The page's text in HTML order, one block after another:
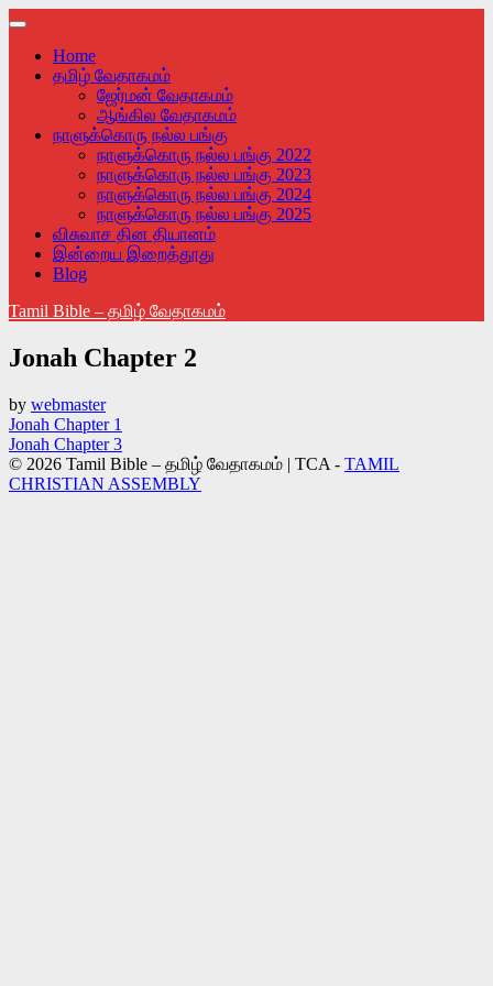
Skip
contentHome
தமிழ் வேதாகமம்
ஜேர்மன் வேதாகமம்
ஆங்கில வேதாகமம்
நாளுக்கொரு நல்ல பங்கு
நாளுக்கொரு நல்ல பங்கு 2022
நாளுக்கொரு நல்ல பங்கு 2023
நாளுக்கொரு நல்ல பங்கு 2024
நாளுக்கொரு நல்ல பங்கு 2025
விசுவாச தின தியானம்
இன்றைய இறைத்தூது
Blog
Tamil Bible – தமிழ் வேதாகமம்
Jonah Chapter 2
by webmaster
Post
navigation
Jonah Chapter 1
Jonah Chapter 3
© 2026 Tamil Bible – தமிழ் வேதாகமம் | TCA - TAMIL
CHRISTIAN ASSEMBLY